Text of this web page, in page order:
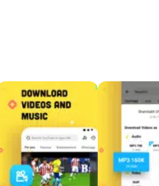
dari 144p hingga 4K. Saat
memilih resolusi yang sesuai
untuk layar ponsel,
pengguna tidak terkunci
Fi lebih praktis. Jika memori